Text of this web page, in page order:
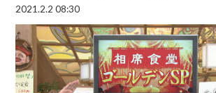
2021.2.2 08:30